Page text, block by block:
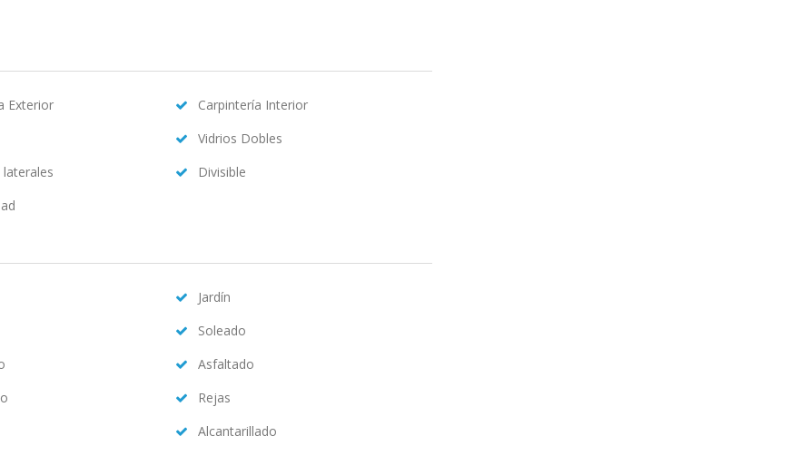
Exterior
Carpintería Interior
Vidrios Dobles
Divisible
Jardín
Soleado
Asfaltado
Rejas
Alcantarillado